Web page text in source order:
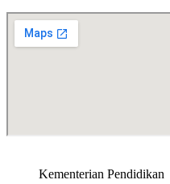
Kementerian Pendidikan